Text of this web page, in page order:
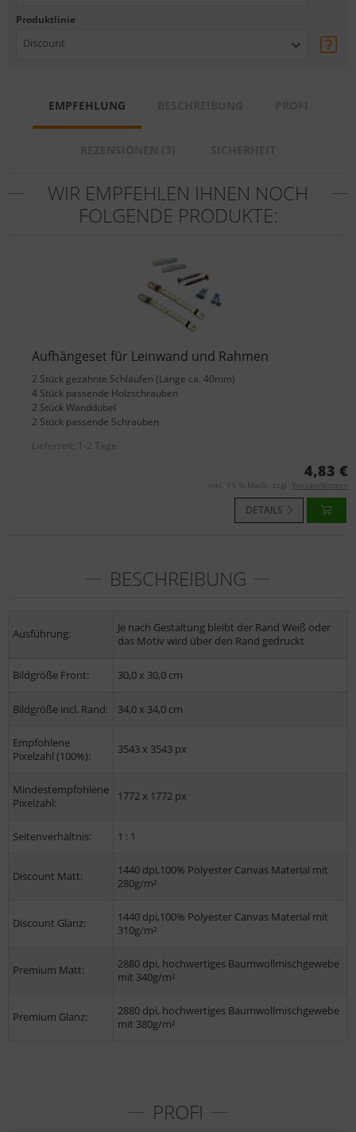
Produktlinie
Discount
EMPFEHLUNG
WIR EMPFEHLEN IHNEN NOCH
FOLGENDE PRODUKTE:
Aufhängeset für Leinwand und Rahmen
2 Stück gezahnte Schlaufen (Länge ca. 40mm)
4 Stück passende Holzschrauben
2 Stück Wanddübel
2 Stück passende Schrauben
Lieferzeit: 1-2 Tage
4,83 €
inkl. 19 % MwSt. zzgl. Versandkosten
DETAILS
BESCHREIBUNG
Ausführung:
Je nach Gestaltung bleibt der Rand Weiß oder
das Motiv wird über den Rand gedruckt
Bildgröße Front: 30,0 x 30,0 cm
Bildgröße incl. Rand: 34,0 x 34,0 cm
Empfohlene
Pixelzahl (100%):
3543 x 3543 px
Mindestempfohlene
Pixelzahl:
1772 x 1772 px
Seitenverhältnis: 1 : 1
Discount Matt:
1440 dpi,100% Polyester Canvas Material mit
280g/m²
Discount Glanz:
1440 dpi,100% Polyester Canvas Material mit
310g/m²
Premium Matt:
2880 dpi, hochwertiges Baumwollmischgewebe
mit 340g/m²
Premium Glanz:
2880 dpi, hochwertiges Baumwollmischgewebe
mit 380g/m²
PROFI